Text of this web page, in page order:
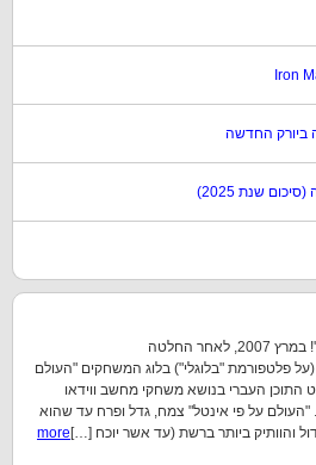
שלום, וברוכים הבאים ל'גיימפאד'! במרץ 2007, לאחר החלטה
(על פלטפורמת "בלוגלי") בלוג המשחקים "העולם
התוכן העברי בנושא משחקי מחשב ווידאו
על פי אינטל" צמח, גדל ופרח עד שהוא
והוותיק ביותר ברשת (עד אשר יוכח […] more